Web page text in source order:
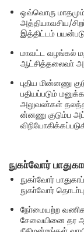
ஒவ்வொரு மாதமும்
அத்தியாவசிய/
இத்திட்டம்
மாவட்ட வழங்கல்
ஆட்சித்தலைவா்
புதிய மின்னணு
பதியப்படும்
அலுவலா்கள்
ன்னணு குடும்ப
நுகா்வோர்
நுகா்வோர்
நுகா்வோர்
நோ்மையற்ற வணிக
சேவையினை தர